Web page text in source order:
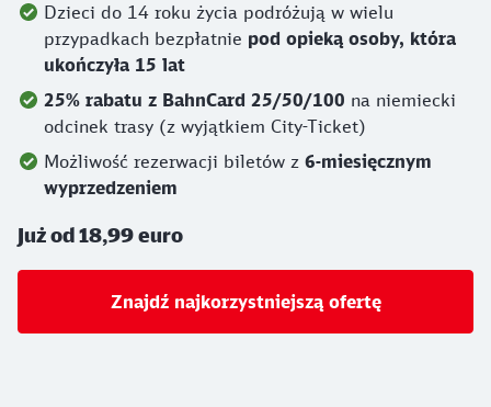
Dzieci do 14 roku życia podróżują w wielu
przypadkach bezpłatnie pod opieką osoby, która
ukończyła 15 lat
25% rabatu z BahnCard 25/50/100 na niemiecki
odcinek trasy (z wyjątkiem City-Ticket)
Możliwość rezerwacji biletów z 6-miesięcznym
wyprzedzeniem
Już od 18,99 euro
Znajdź najkorzystniejszą ofertę